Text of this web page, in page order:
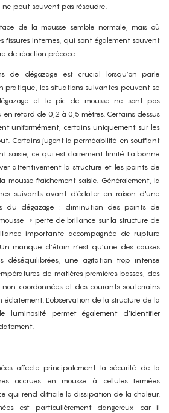
peut souvent pas résoudre.
de la mousse semble normale, mais où
fissures internes, qui sont également souvent
de réaction précoce.
de dégazage est crucial lorsqu’on parle
pratique, les situations suivantes peuvent se
et le pic de mousse ne sont pas
en retard de 0,2 à 0,5 mètres. Certains dessus
uniformément, certains uniquement sur les
Certains jugent la perméabilité en soufflant
saisie, ce qui est clairement limité. La bonne
attentivement la structure et les points de
mousse fraîchement saisie. Généralement, la
suivants avant d'éclater en raison d'une
du dégazage : diminution des points de
→ perte de brillance sur la structure de
importante accompagnée de rupture
manque d’étain n’est qu’une des causes
déséquilibrées, une agitation trop intense
de matières premières basses, des
coordonnées et des courants souterrains
L’observation de la structure de la
luminosité permet également d’identifier
affecte principalement la sécurité de la
accrues en mousse à cellules fermées
qui rend difficile la dissipation de la chaleur.
est particulièrement dangereux car il